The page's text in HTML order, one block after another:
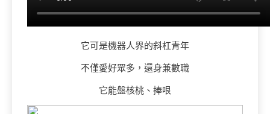
它可是機器人界的斜杠青年
不僅愛好眾多，還身兼數職
它能盤核桃、捧哏